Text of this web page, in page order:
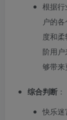
根据
户的
度和
阶用
够带来
综合判断 ：
快乐